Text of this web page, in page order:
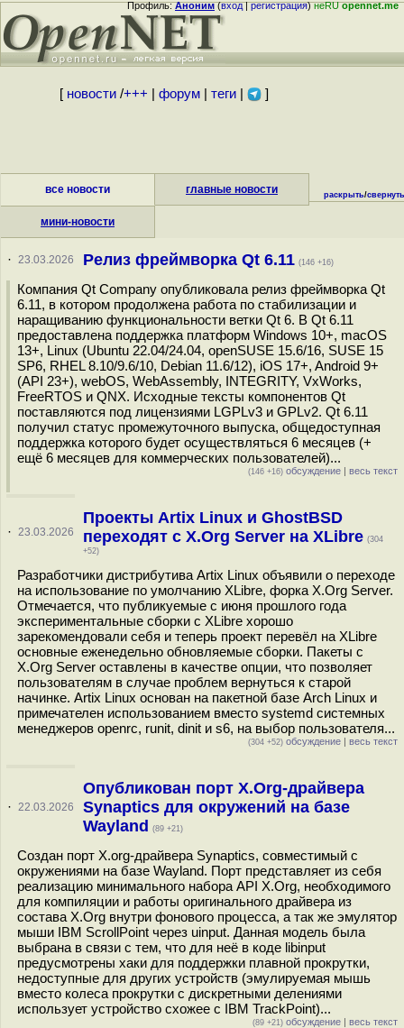
Профиль:Аноним(вход|регистрация)неRUopennet.me
[ новости/+++ форум| теги| ]
все новости главные новости
мини-новости
раскрыть/свернуть
· 23.03.2026 Релиз фреймворка Qt 6.11 (146 +16)
Компания Qt Company опубликовала релиз фреймворка Qt
6.11, в котором продолжена работа по стабилизации и
наращиванию функциональности ветки Qt 6. В Qt 6.11
предоставлена поддержка платформ Windows 10+, macOS
13+, Linux (Ubuntu 22.04/24.04, openSUSE 15.6/16, SUSE 15
SP6, RHEL 8.10/9.6/10, Debian 11.6/12), iOS 17+, Android 9+
(API 23+), webOS, WebAssembly, INTEGRITY, VxWorks,
FreeRTOS и QNX. Исходные тексты компонентов Qt
поставляются под лицензиями LGPLv3 и GPLv2. Qt 6.11
получил статус промежуточного выпуска, общедоступная
поддержка которого будет осуществляться 6 месяцев (+
ещё 6 месяцев для коммерческих пользователей)...
(146 +16) обсуждение | весь текст
· 23.03.2026
Проекты Artix Linux и GhostBSD
переходят с X.Org Server на XLibre (304
+52)
Разработчики дистрибутива Artix Linux объявили о переходе
на использование по умолчанию XLibre, форка X.Org Server.
Отмечается, что публикуемые с июня прошлого года
экспериментальные сборки с XLibre хорошо
зарекомендовали себя и теперь проект перевёл на XLibre
основные еженедельно обновляемые сборки. Пакеты с
X.Org Server оставлены в качестве опции, что позволяет
пользователям в случае проблем вернуться к старой
начинке. Artix Linux основан на пакетной базе Arch Linux и
примечателен использованием вместо systemd системных
менеджеров openrc, runit, dinit и s6, на выбор пользователя...
(304 +52) обсуждение | весь текст
· 22.03.2026
Опубликован порт X.Org-драйвера
Synaptics для окружений на базе
Wayland
(89 +21)
Создан порт X.org-драйвера Synaptics, совместимый с
окружениями на базе Wayland. Порт представляет из себя
реализацию минимального набора API X.Org, необходимого
для компиляции и работы оригинального драйвера из
состава X.Org внутри фонового процесса, а так же эмулятор
мыши IBM ScrollPoint через uinput. Данная модель была
выбрана в связи с тем, что для неё в коде libinput
предусмотрены хаки для поддержки плавной прокрутки,
недоступные для других устройств (эмулируемая мышь
вместо колеса прокрутки с дискретными делениями
использует устройство схожее с IBM TrackPoint)...
(89 +21) обсуждение | весь текст